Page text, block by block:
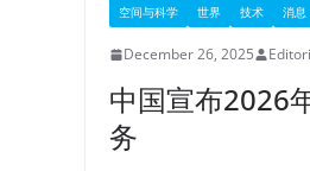
空间与科学 世界 技术 消息
December 26, 2025
中国宣布2026
务